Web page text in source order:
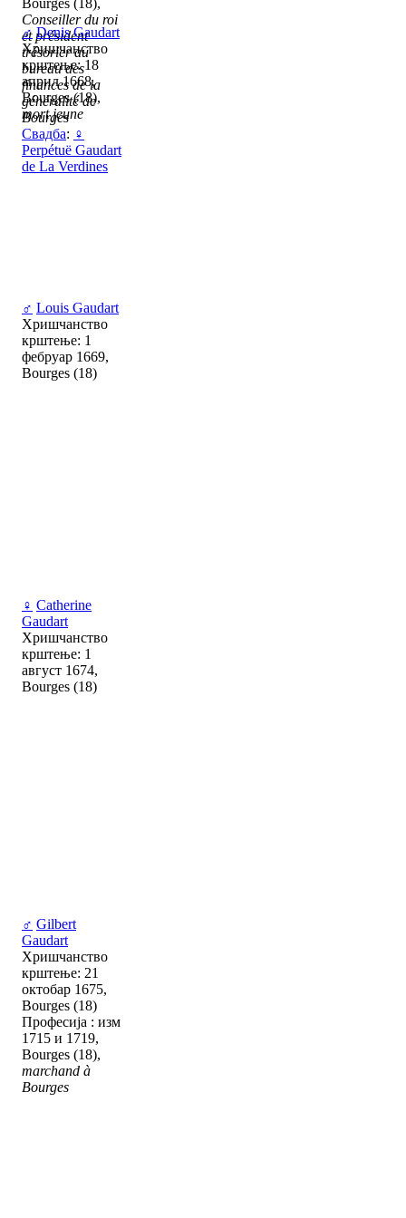
Bourges (18),
Conseiller du roi
et président
trésorier au
bureau des
finances de la
généralité de
Bourges
Свадба: ♀
Perpétuë Gaudart
de La Verdines
♂ Denis Gaudart
Хришчанство
крштење: 18
април 1668,
Bourges (18),
mort jeune
♂ Louis Gaudart
Хришчанство
крштење: 1
фебруар 1669,
Bourges (18)
♀ Catherine
Gaudart
Хришчанство
крштење: 1
август 1674,
Bourges (18)
♂ Gilbert
Gaudart
Хришчанство
крштење: 21
октобар 1675,
Bourges (18)
Професија : изм
1715 и 1719,
Bourges (18),
marchand à
Bourges